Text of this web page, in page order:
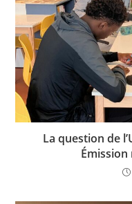
La question de
Émission